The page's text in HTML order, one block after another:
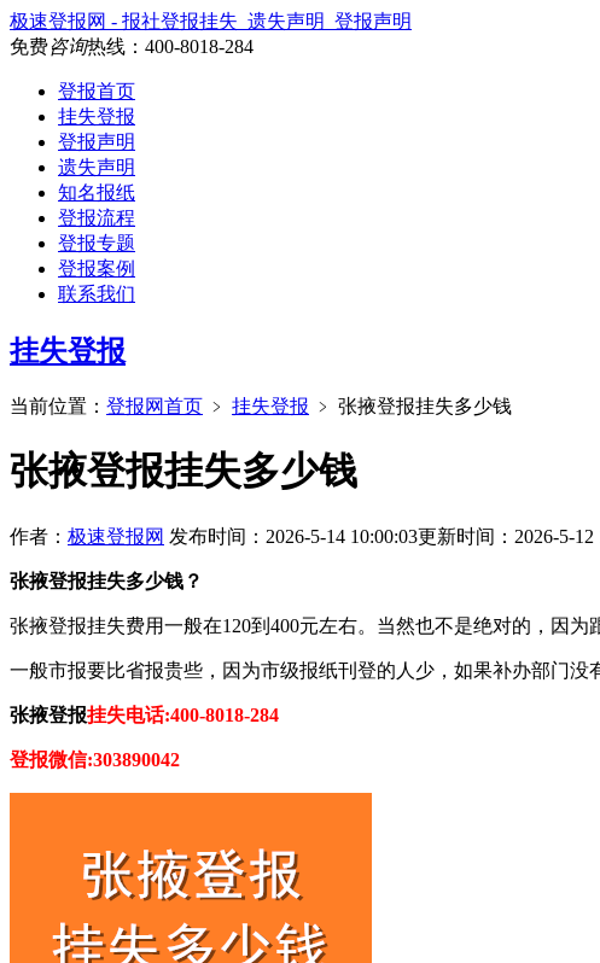
极速登报网 - 报社登报挂失_遗失声明_登报声明
免费咨询热线： 400-8018-284
登报首页
挂失登报
登报声明
遗失声明
知名报纸
登报流程
登报专题
登报案例
联系我们
挂失登报
当前位置： 登报网首页 ﹥ 挂失登报 ﹥ 张掖登报挂失多少钱
张掖登报挂失多少钱
作者： 极速登报网 发布时间：2026-5-14 10:00:03更新时间：2026-5-12
张掖登报挂失多少钱？
张掖登报挂失费用一般在120到400元左右。当然也不是绝对的，因
一般市报要比省报贵些，因为市级报纸刊登的人少，如果补办部门
张掖登报挂失电话:400-8018-284
登报微信:303890042